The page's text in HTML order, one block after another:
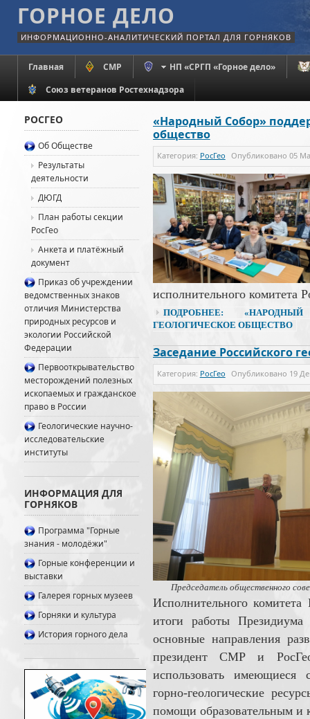
ГОРНОЕ ДЕЛО
ИНФОРМАЦИОННО-АНАЛИТИЧЕСКИЙ ПОРТАЛ ДЛЯ ГОРНЯКОВ
Главная СМР
НП «СРГП «Горное дело»
Союз ветеранов Ростехнадзора
«Народный Собор»
общество
Категория: РосГео Опубликовано 05
исполнительного комитета
ПОДРОБНЕЕ:
ГЕОЛОГИЧЕСКОЕ ОБЩЕСТВО
Заседание Российского
Категория: РосГео Опубликовано 19
Председатель общественного
Исполнительного
итоги работы
основные направления
президент СМР и
использовать имеющиеся
горно-геологические
помощи образовательным и
РОСГЕО
Об Обществе
Результаты
деятельности
ДЮГД
План работы секции
РосГео
Анкета и платёжный
документ
Приказ об учреждении
ведомственных знаков
отличия Министерства
природных ресурсов и
экологии Российской
Федерации
Первооткрывательство
месторождений полезных
ископаемых и гражданское
право в России
Геологические научно-
исследовательские
институты
ИНФОРМАЦИЯ ДЛЯ
ГОРНЯКОВ
Программа "Горные
знания - молодёжи"
Горные конференции и
выставки
Галерея горных музеев
Горняки и культура
История горного дела